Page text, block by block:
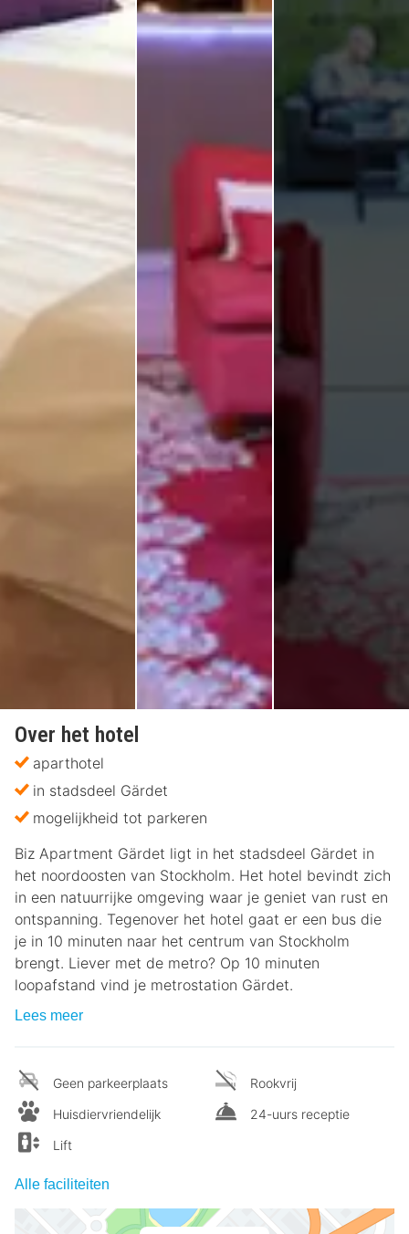
Over het hotel
aparthotel
in stadsdeel Gärdet
mogelijkheid tot parkeren
Biz Apartment Gärdet ligt in het stadsdeel Gärdet in
het noordoosten van Stockholm. Het hotel bevindt zich
in een natuurrijke omgeving waar je geniet van rust en
ontspanning. Tegenover het hotel gaat er een bus die
je in 10 minuten naar het centrum van Stockholm
brengt. Liever met de metro? Op 10 minuten
loopafstand vind je metrostation Gärdet.
Lees meer
Geen parkeerplaats
Huisdiervriendelijk
Lift
Rookvrij
24-uurs receptie
Alle faciliteiten